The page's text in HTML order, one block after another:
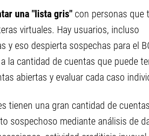
una "lista gris" con personas que
virtuales. Hay usuarios, incluso
eso despierta sospechas para el
la cantidad de cuentas que puede
abiertas y evaluar cada caso
tienen una gran cantidad de
sospechoso mediante análisis de